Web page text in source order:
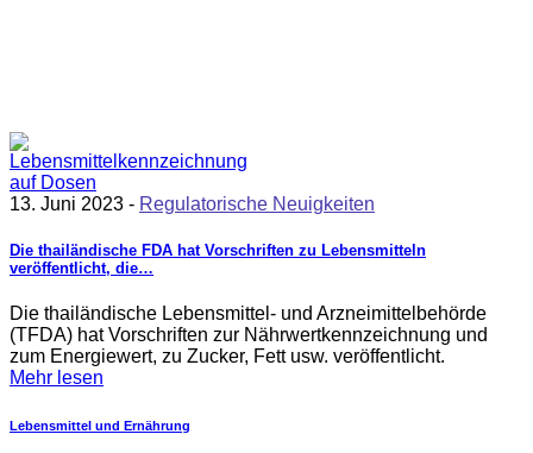
13. Juni 2023 - Regulatorische Neuigkeiten
Die thailändische FDA hat Vorschriften zu Lebensmitteln
veröffentlicht, die…
Die thailändische Lebensmittel- und Arzneimittelbehörde
(TFDA) hat Vorschriften zur Nährwertkennzeichnung und
zum Energiewert, zu Zucker, Fett usw. veröffentlicht.
Mehr lesen
Lebensmittel und Ernährung